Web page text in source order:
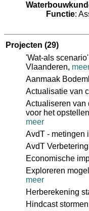
Functie:
Projecten (29)
'Wat-als
Vlaanderen,
Aanmaak
Actualisatie van
Actualiseren van
voor het
meer
AvdT - metingen
AvdT
Economische
Exploreren
meer
Herberekening
Hindcast